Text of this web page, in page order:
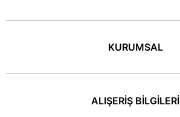
KURUMSAL
ALIŞERİŞ BİLGİLERİ